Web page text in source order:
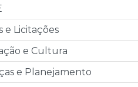
e Licitações
e Cultura
e Planejamento